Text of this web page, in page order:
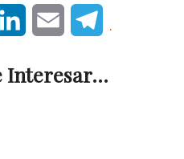
LinkedInEmail .
Interesar...